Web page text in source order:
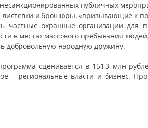
публичных
листовки и брошюры, «призывающие к
частные охранные организации для
в местах массового пребывания людей,
добровольную народную дружину.
оценивается в 151,3 млн
– региональные власти и бизнес.